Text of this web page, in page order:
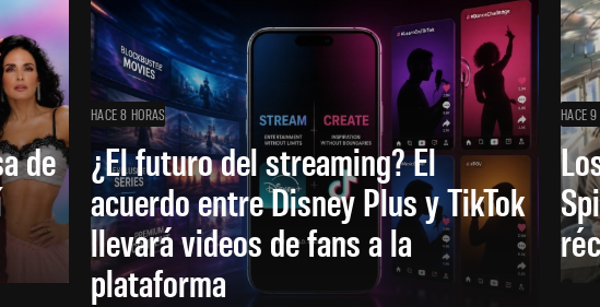
de
HACE 8 HORAS
¿El futuro del streaming? El
acuerdo entre Disney Plus y TikTok
llevará videos de fans a la
plataforma
HACE